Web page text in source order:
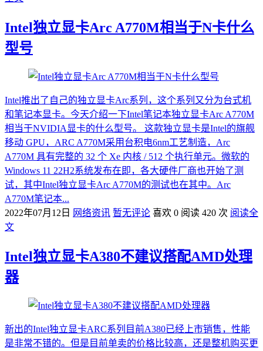
Intel独立显卡Arc A770M相当于N卡什么
型号
Intel推出了自己的独立显卡Arc系列，这个系列又分为台式机
和笔记本显卡。今天介绍一下Intel笔记本独立显卡Arc A770M
相当于NVIDIA显卡的什么型号。 这款独立显卡是Intel的旗舰
移动 GPU，ARC A770M采用台积电6nm工艺制造，Arc
A770M 具有完整的 32 个 Xe 内核 / 512 个执行单元。微软的
Windows 11 22H2系统发布在即，各大硬件厂商也开始了测
试，其中Intel独立显卡Arc A770M的测试也在其中。Arc
A770M笔记本...
2022年07月12日
网络资讯 暂无评论 喜欢 0 阅读 420 次 阅读全
文
Intel独立显卡A380不建议搭配AMD处理
器
新出的Intel独立显卡ARC系列目前A380已经上市销售，性能
是非常不错的。但是目前单卖的价格比较高，还是整机购买更